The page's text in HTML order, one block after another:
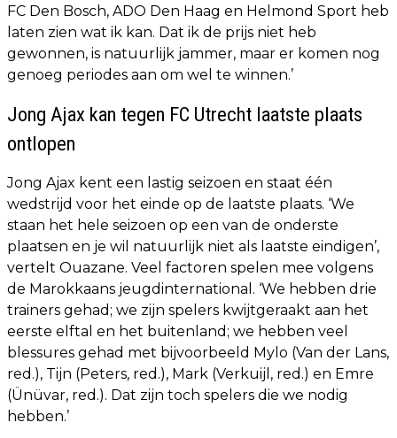
FC Den Bosch, ADO Den Haag en Helmond Sport heb
laten zien wat ik kan. Dat ik de prijs niet heb
gewonnen, is natuurlijk jammer, maar er komen nog
genoeg periodes aan om wel te winnen.’
Jong Ajax kan tegen FC Utrecht laatste plaats
ontlopen
Jong Ajax kent een lastig seizoen en staat één
wedstrijd voor het einde op de laatste plaats. ‘We
staan het hele seizoen op een van de onderste
plaatsen en je wil natuurlijk niet als laatste eindigen’,
vertelt Ouazane. Veel factoren spelen mee volgens
de Marokkaans jeugdinternational. ‘We hebben drie
trainers gehad; we zijn spelers kwijtgeraakt aan het
eerste elftal en het buitenland; we hebben veel
blessures gehad met bijvoorbeeld Mylo (Van der Lans,
red.), Tijn (Peters, red.), Mark (Verkuijl, red.) en Emre
(Ünüvar, red.). Dat zijn toch spelers die we nodig
hebben.’